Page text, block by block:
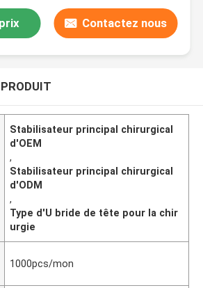
Contactez nous
Stabilisateur principal chirurgical
d'OEM
,
Stabilisateur principal chirurgical
d'ODM
,
Type d'U bride de tête pour la chir
urgie
1000pcs/mon